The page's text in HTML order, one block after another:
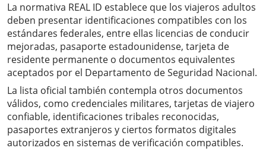
La normativa REAL ID establece que los viajeros adultos
deben presentar identificaciones compatibles con los
estándares federales, entre ellas licencias de conducir
mejoradas, pasaporte estadounidense, tarjeta de
residente permanente o documentos equivalentes
aceptados por el Departamento de Seguridad Nacional.
La lista oficial también contempla otros documentos
válidos, como credenciales militares, tarjetas de viajero
confiable, identificaciones tribales reconocidas,
pasaportes extranjeros y ciertos formatos digitales
autorizados en sistemas de verificación compatibles.